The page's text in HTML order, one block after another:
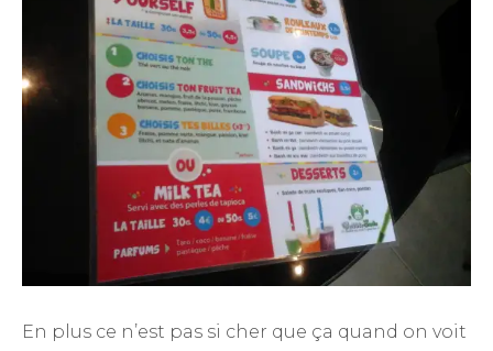
En plus ce n’est pas si cher que ça quand on voit